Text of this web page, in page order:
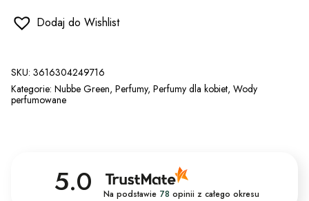
Dodaj do Wishlist
SKU: 3616304249716
Kategorie: Nubbe Green, Perfumy, Perfumy dla kobiet, Wody
perfumowane
5.0 Na podstawie 78 opinii z całego okresu